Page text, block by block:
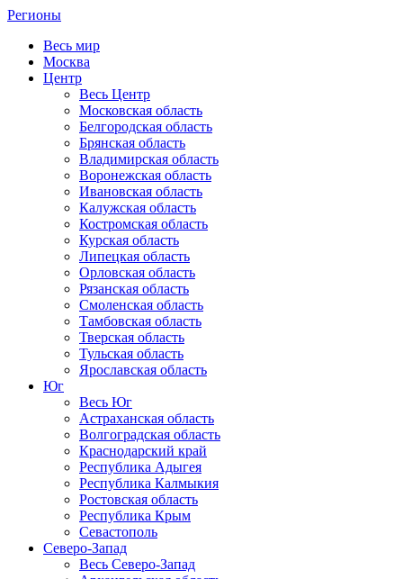
Регионы
Весь мир
Москва
Центр
Весь Центр
Московская область
Белгородская область
Брянская область
Владимирская область
Воронежская область
Ивановская область
Калужская область
Костромская область
Курская область
Липецкая область
Орловская область
Рязанская область
Смоленская область
Тамбовская область
Тверская область
Тульская область
Ярославская область
Юг
Весь Юг
Астраханская область
Волгоградская область
Краснодарский край
Республика Адыгея
Республика Калмыкия
Ростовская область
Республика Крым
Севастополь
Северо-Запад
Весь Северо-Запад